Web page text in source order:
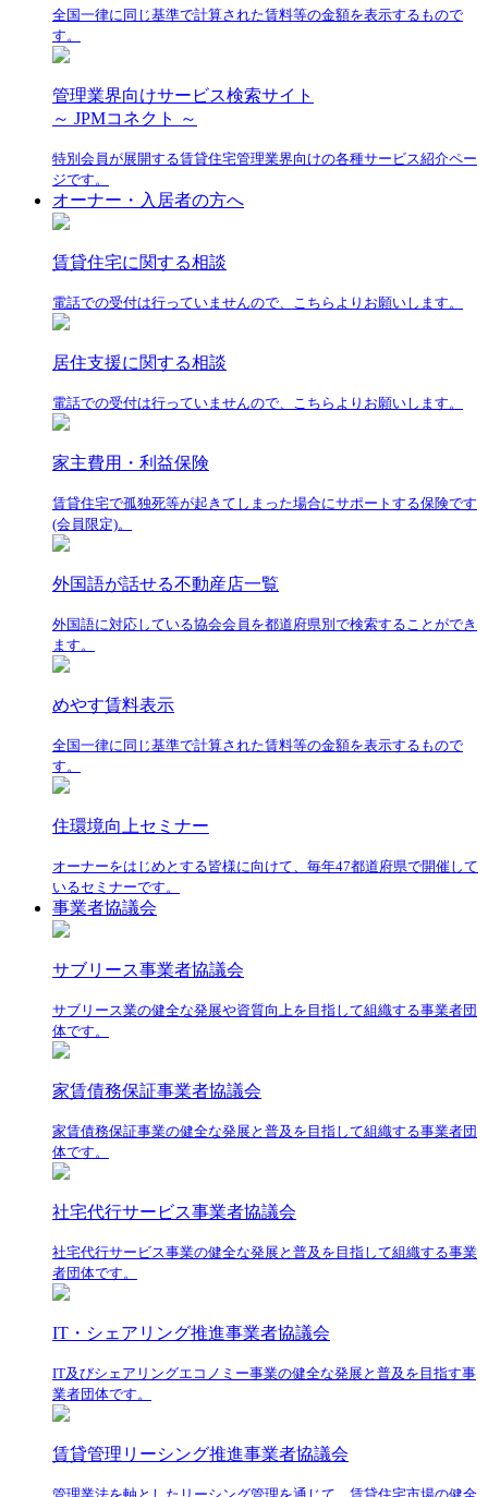
全国一律に同じ基準で計算された賃料等の金額を表示するもので
す。
管理業界向けサービス検索サイト
～ JPMコネクト ～
特別会員が展開する賃貸住宅管理業界向けの各種サービス紹介ペー
ジです。
オーナー・入居者の方へ
賃貸住宅に関する相談
電話での受付は行っていませんので、こちらよりお願いします。
居住支援に関する相談
電話での受付は行っていませんので、こちらよりお願いします。
家主費用・利益保険
賃貸住宅で孤独死等が起きてしまった場合にサポートする保険です
(会員限定)。
外国語が話せる不動産店一覧
外国語に対応している協会会員を都道府県別で検索することができ
ます。
めやす賃料表示
全国一律に同じ基準で計算された賃料等の金額を表示するもので
す。
住環境向上セミナー
オーナーをはじめとする皆様に向けて、毎年47都道府県で開催して
いるセミナーです。
事業者協議会
サブリース事業者協議会
サブリース業の健全な発展や資質向上を目指して組織する事業者団
体です。
家賃債務保証事業者協議会
家賃債務保証事業の健全な発展と普及を目指して組織する事業者団
体です。
社宅代行サービス事業者協議会
社宅代行サービス事業の健全な発展と普及を目指して組織する事業
者団体です。
IT・シェアリング推進事業者協議会
IT及びシェアリングエコノミー事業の健全な発展と普及を目指す事
業者団体です。
賃貸管理リーシング推進事業者協議会